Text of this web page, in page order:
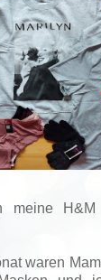
meine H&M
waren